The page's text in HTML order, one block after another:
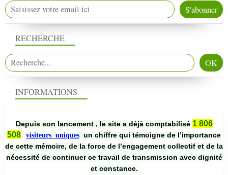
RECHERCHE
INFORMATIONS
Depuis son lancement , le site a déjà comptabilisé 1 806
508
visiteurs uniques un chiffre qui témoigne de l’importance
de cette mémoire, de la force de l’engagement collectif et de la
nécessité de continuer ce travail de transmission avec dignité
et constance.